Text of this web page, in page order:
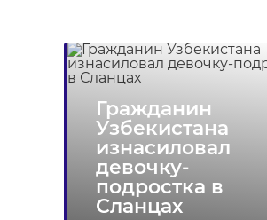
Гражданин
Узбекистана
изнасиловал
девочку-
подростка в
Сланцах